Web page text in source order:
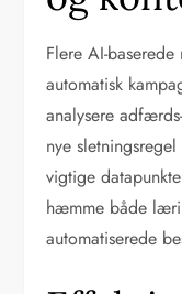
Flere AI-
automatisk
analysere
nye
vigtige
hæmme både
automatiserede